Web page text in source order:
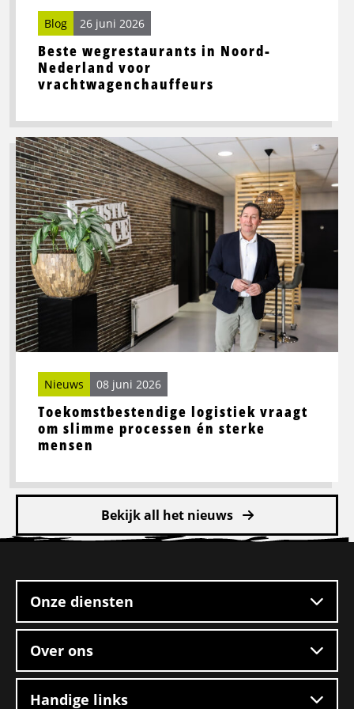
Beste wegrestaurants in Noord-
Nederland voor
vrachtwagenchauffeurs
Blog 26 juni 2026
Toekomstbestendige logistiek vraagt
om slimme processen én sterke
mensen
Nieuws 08 juni 2026
Lees
meer
over
Toekomstbestendige
logistiek
vraagt
om
slimme
processen
én
sterke
mensen
Bekijk all het nieuws
footer
Onze diensten
Over ons
Handige links